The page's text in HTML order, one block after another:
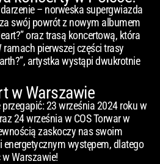
– norweska supergwiazda
swój powrót z nowym albumem
oraz trasą koncertową, która
pierwszej części trasy
artystka wystąpi dwukrotnie
w Warszawie
23 września 2024 roku w
24 września w COS Torwar w
zaskoczy nas swoim
występem, dlatego
Warszawie!